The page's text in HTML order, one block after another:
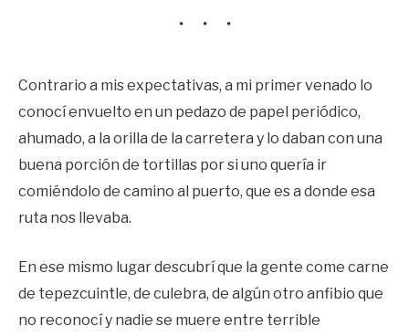
Contrario a mis expectativas, a mi primer venado lo
conocí envuelto en un pedazo de papel periódico,
ahumado, a la orilla de la carretera y lo daban con una
buena porción de tortillas por si uno quería ir
comiéndolo de camino al puerto, que es a donde esa
ruta nos llevaba.
En ese mismo lugar descubrí que la gente come carne
de tepezcuintle, de culebra, de algún otro anfibio que
no reconocí y nadie se muere entre terrible